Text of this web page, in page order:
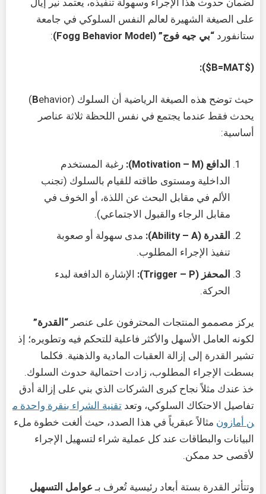
لضمان حدوث هذا الإجراء وسهولة تنفيذه، يعتمد نير إيال
على الصيغة الشهيرة لعالم النفس السلوكي في جامعة
ستانفورد “بي جيه فوج” (Fogg Behavior Model) :
($B=MAT$):
حيث توضح هذه الصيغة الرياضية أن السلوك ( B
ehavior)
يحدث فقط عندما يجتمع في نفس اللحظة ثلاثة عناصر
أساسية:
الدافع (Motivation – M):
رغبة المستخدم
الداخلية ومستوى طاقته للقيام بالسلوك (تجنب
الألم في مقابل البحث عن اللذة، أو الخوف في
مقابل الرجاء والقبول الاجتماعي).
القدرة (Ability – A):
مدى سهولة أو صعوبة
تنفيذ الإجراء المطلوب.
المحفز (Trigger – P):
الإشارة الدافعة لبدء
الحركة.
يركز مصممو المنتجات المحترفون على عنصر “القدرة”
لكونه العامل الأسهل والأكثر فاعلية للتحكم فيه وتطويره؛ إذ
تشير القدرة إلى إزالة العقبات المادية والذهنية. فكلما
بسطت الإجراء المطلوب، زادت احتمالية حدوث السلوك.
خذ عندك مثلاً نجاح كبرى الشركات الذي بني على إزالة أدق
تفاصيل الاحتكاك السلوكي، وتعد تقنية الشراء بنقرة واحدة م
ن أمازون مثالاً عبقرياً في هذا الصدد، حيث ألغت خطوة ملء
البيانات والبطاقات عند كل عملية شراء لتسهيل الإجراء
لأقصى حد ممكن.
وتتأثر القدرة بستة أبعاد رئيسية تُعرف بـعوامل التسهيل